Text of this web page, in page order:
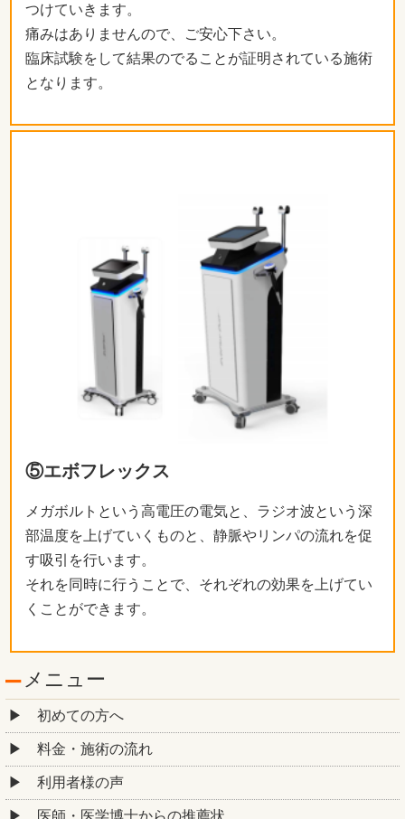
つけていきます。
痛みはありませんので、ご安心下さい。
臨床試験をして結果のでることが証明されている施術
となります。
⑤エボフレックス
メガボルトという高電圧の電気と、ラジオ波という深
部温度を上げていくものと、静脈やリンパの流れを促
す吸引を行います。
それを同時に行うことで、それぞれの効果を上げてい
くことができます。
メニュー
初めての方へ
料金・施術の流れ
利用者様の声